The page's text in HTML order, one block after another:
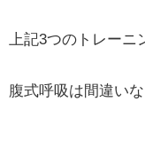
上記3つのトレーニ
腹式呼吸は間違い